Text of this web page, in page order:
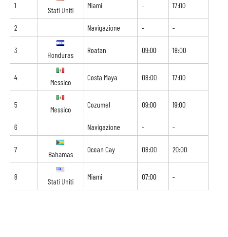
1
Stati Uniti
Miami - 17:00
2 Navigazione - -
3
Honduras
Roatan 09:00 18:00
4
Messico
Costa Maya 08:00 17:00
5
Messico
Cozumel 09:00 19:00
6 Navigazione - -
7
Bahamas
Ocean Cay 08:00 20:00
8
Stati Uniti
Miami 07:00 -